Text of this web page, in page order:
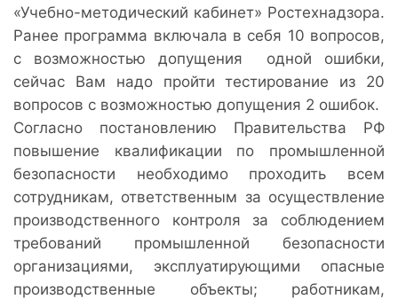
«Учебно-методический кабинет» Ростехнадзора.
Ранее программа включала в себя 10 вопросов,
с возможностью допущения одной ошибки,
сейчас Вам надо пройти тестирование из 20
вопросов с возможностью допущения 2 ошибок.
Согласно постановлению Правительства РФ
повышение квалификации по промышленной
безопасности необходимо проходить всем
сотрудникам, ответственным за осуществление
производственного контроля за соблюдением
требований промышленной безопасности
организациями, эксплуатирующими опасные
производственные объекты; работникам,